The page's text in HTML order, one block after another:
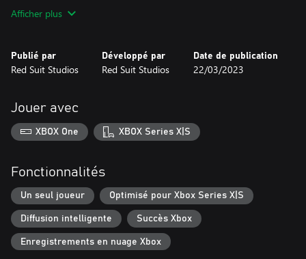
Afficher plus
Publié par
Red Suit Studios
Développé par
Red Suit Studios
Date de publication
22/03/2023
Jouer avec
XBOX One XBOX Series X|S
Fonctionnalités
Un seul joueur Optimisé pour Xbox Series X|S
Diffusion intelligente Succès Xbox
Enregistrements en nuage Xbox